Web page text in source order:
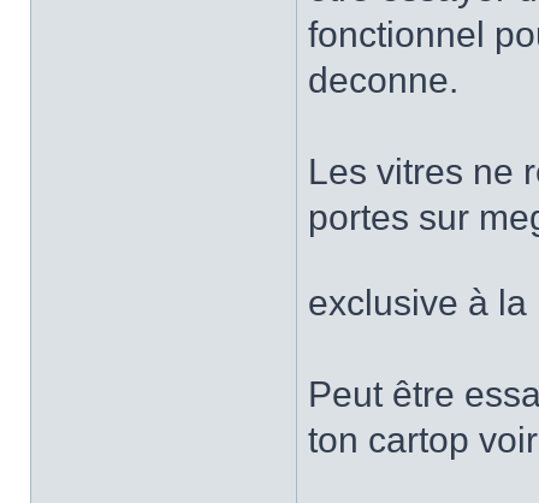
fonctionnel
deconne.
Les vitres ne
portes sur
exclusive à
Peut être
ton cartop